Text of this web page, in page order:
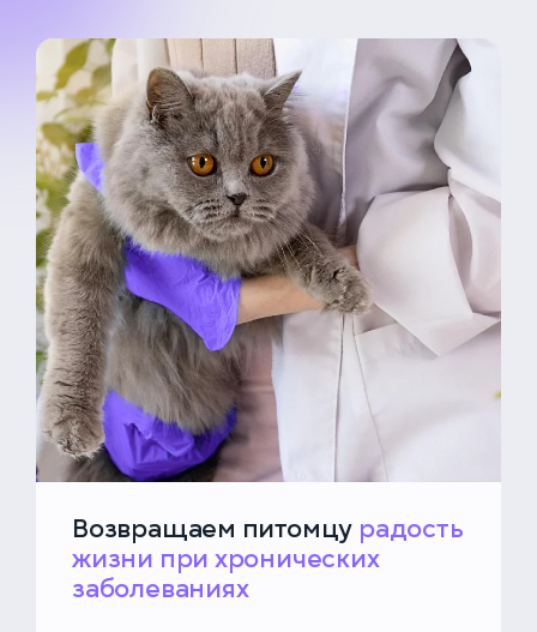
Возвращаем питомцу радость
жизни при хронических
заболеваниях